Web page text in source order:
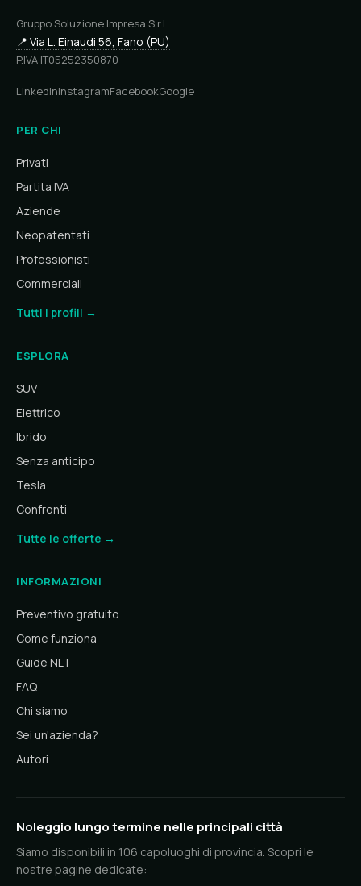
Gruppo Soluzione Impresa S.r.l.
📍 Via L. Einaudi 56, Fano (PU)
P.IVA IT05252350870
LinkedInInstagramFacebookGoogle
PER CHI
Privati
Partita IVA
Aziende
Neopatentati
Professionisti
Commerciali
Tutti i profili →
ESPLORA
SUV
Elettrico
Ibrido
Senza anticipo
Tesla
Confronti
Tutte le offerte →
INFORMAZIONI
Preventivo gratuito
Come funziona
Guide NLT
FAQ
Chi siamo
Sei un'azienda?
Autori
Noleggio lungo termine nelle principali città
Siamo disponibili in 106 capoluoghi di provincia. Scopri le
nostre pagine dedicate: